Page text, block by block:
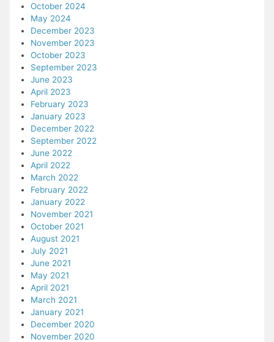
October 2024
May 2024
December 2023
November 2023
October 2023
September 2023
June 2023
April 2023
February 2023
January 2023
December 2022
September 2022
June 2022
April 2022
March 2022
February 2022
January 2022
November 2021
October 2021
August 2021
July 2021
June 2021
May 2021
April 2021
March 2021
January 2021
December 2020
November 2020